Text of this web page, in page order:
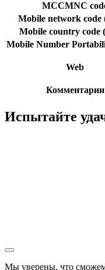
MCCMNC
Mobile network code
Mobile country code
Mobile Number
Web
Комментарии
Испытайте
Мы уверены, что